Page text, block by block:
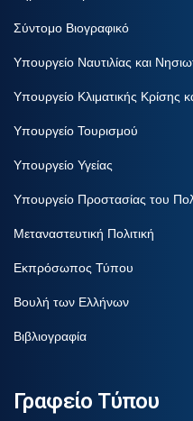
Σύντομο Βιογραφικό
Υπουργείο Ναυτιλίας και
Υπουργείο Κλιματικής Κρίσης
Υπουργείο Τουρισμού
Υπουργείο Υγείας
Υπουργείο Προστασίας του
Μεταναστευτική Πολιτική
Εκπρόσωπος Τύπου
Βουλή των Ελλήνων
Βιβλιογραφία
Γραφείο Τύπου